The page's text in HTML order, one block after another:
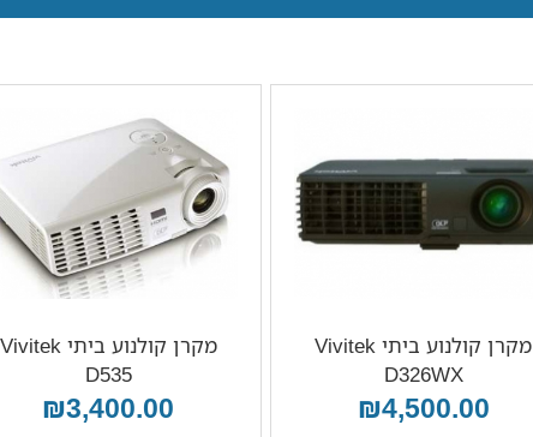
מקרן קולנוע ביתי Vivitek
D326WX
₪4,500.00
מקרן קולנוע ביתי Vivitek
D535
₪3,400.00